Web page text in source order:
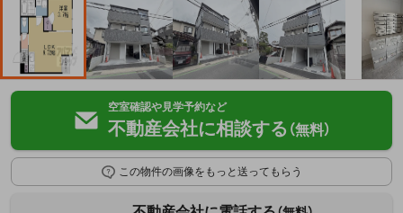
空室確認や見学予約など
不動産会社に相談する （無料）
この物件の画像をもっと送ってもらう